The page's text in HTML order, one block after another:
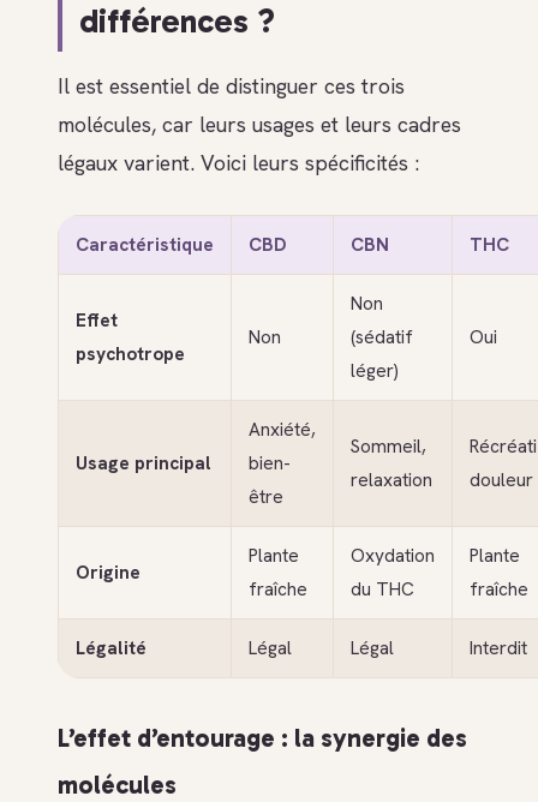
différences ?
Il est essentiel de distinguer ces trois
molécules, car leurs usages et leurs cadres
légaux varient. Voici leurs spécificités :
Caractéristique CBD CBN THC
Effet
psychotrope
Non
Non
(sédatif
léger)
Oui
Usage principal
Anxiété,
bien-
être
Sommeil,
relaxation
douleur
Origine
Plante
fraîche
Oxydation
du THC
Plante
fraîche
Légalité Légal Légal Interdit
L’effet d’entourage : la synergie des
molécules